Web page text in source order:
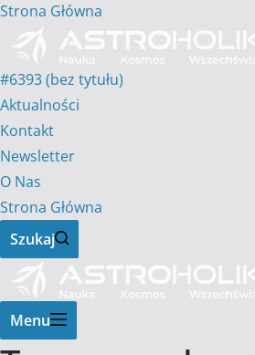
Strona Główna
#6393 (bez tytułu)
Aktualności
Kontakt
Newsletter
O Nas
Strona Główna
Szukaj
Menu